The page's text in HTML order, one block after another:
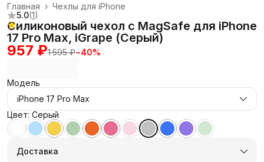
Чехлы для iPhone
Главная ›
5.0(1)
Силиконовый чехол с MagSafe для iPhone
17 Pro Max, iGrape (Серый)
957 ₽1 595 ₽−40%
Модель
iPhone 17 Pro Max
Цвет: Серый
Доставка